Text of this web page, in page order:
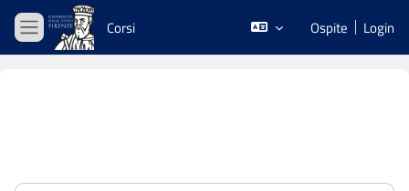
Vai al contenuto principale
Pannello laterale
Corsi Ospite Login